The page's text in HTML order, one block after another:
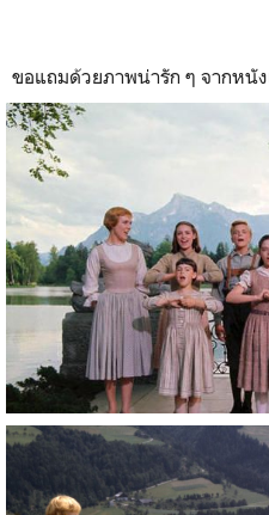
ขอแถมด้วยภาพน่ารัก ๆ จากหนัง